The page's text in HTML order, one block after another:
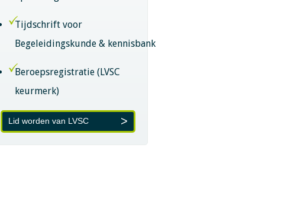
Tijdschrift voor
Begeleidingskunde & kennisbank
Beroepsregistratie (LVSC
keurmerk)
Lid worden van LVSC